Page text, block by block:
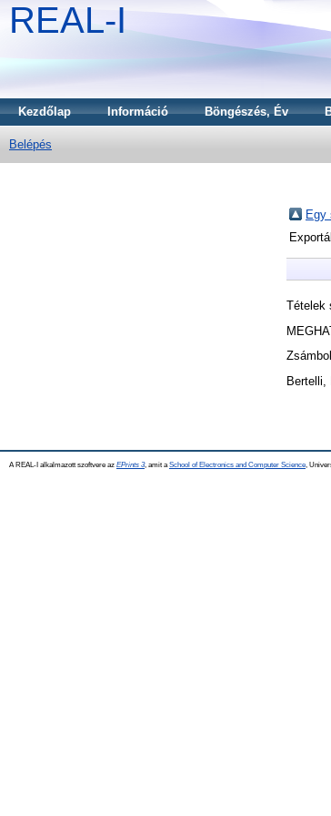
REAL-I
Kezdőlap Információ Böngészés, Év
Belépés
Egy
Tételek
Bertelli,
A REAL-I alkalmazott szoftvere az EPrints 3, amit a School of Electronics and Computer Science ,